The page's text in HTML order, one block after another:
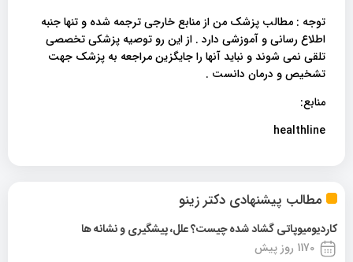
مطالب پیشنهادی دکتر زینو
کاردیومیوپاتی گشاد شده چیست؟ علل، پیشگیری و نشانه ها
1170 روز پیش
توجه : مطالب پزشک من از منابع خارجی ترجمه شده و تنها جنبه
اطلاع رسانی و آموزشی دارد . از این رو توصیه پزشکی تخصصی
تلقی نمی شوند و نباید آنها را جایگزین مراجعه به پزشک جهت
تشخیص و درمان دانست .
منابع:
healthline